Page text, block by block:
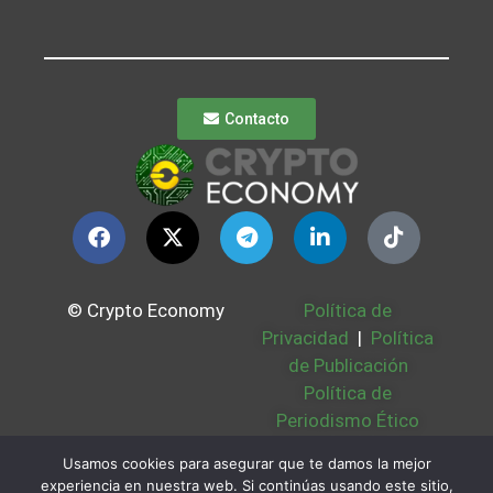
Contacto
© Crypto Economy
Política de
Privacidad | Política
de Publicación
Política de
Periodismo Ético
Bases Legales |
Usamos cookies para asegurar que te damos la mejor
experiencia en nuestra web. Si continúas usando este sitio,